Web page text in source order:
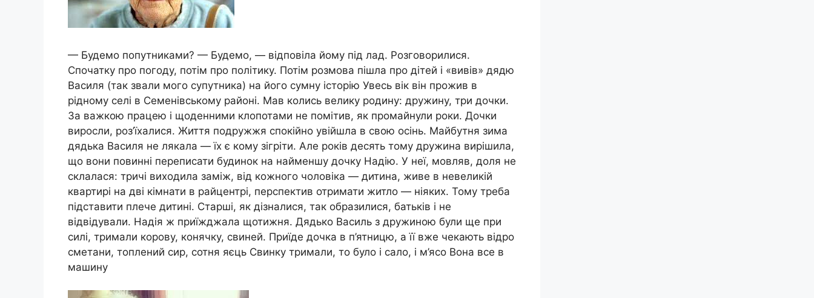
— Будемо попутниками? — Будемо, — відповіла йому під лад. Розговорилися.
Спочатку про погоду, потім про політику. Потім розмова пішла про дітей і «вивів» дядю
Василя (так звали мого супутника) на його сумну історію Увесь вік він прожив в
рідному селі в Семенівському районі. Мав колись велику родину: дружину, три дочки.
За важкою працею і щоденними клопотами не помітив, як промайнули роки. Дочки
виросли, роз’їхалися. Життя подружжя спокійно увійшла в свою осінь. Майбутня зима
дядька Василя не лякала — їх є кому зігріти. Але років десять тому дружина вирішила,
що вони повинні переписати будинок на найменшу дочку Надію. У неї, мовляв, доля не
склалася: тричі виходила заміж, від кожного чоловіка — дитина, живе в невеликій
квартирі на дві кімнати в райцентрі, перспектив отримати житло — ніяких. Тому треба
підставити плече дитині. Старші, як дізналися, так образилися, батьків і не
відвідували. Надія ж приїжджала щотижня. Дядько Василь з дружиною були ще при
силі, тримали корову, конячку, свиней. Приїде дочка в п’ятницю, а її вже чекають відро
сметани, топлений сир, сотня яєць Свинку тримали, то було і сало, і м’ясо Вона все в
машину